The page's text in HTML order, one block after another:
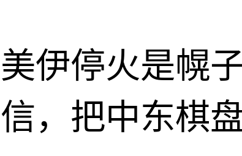
美伊停火是幌
信，把中东棋